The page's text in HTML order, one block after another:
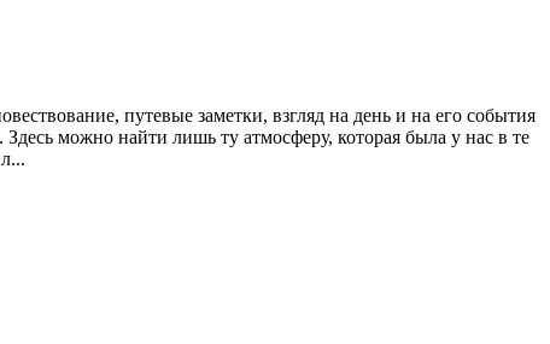
путевые заметки, взгляд на день и на его события
можно найти лишь ту атмосферу, которая была у нас в те